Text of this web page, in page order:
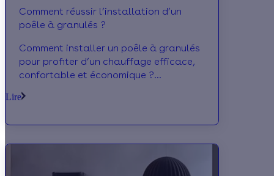
Comment réussir l’installation d’un
poêle à granulés ?
Comment installer un poêle à granulés
pour profiter d’un chauffage efficace,
confortable et économique ?
respecter, prix et aides : suivez le guide
Lire